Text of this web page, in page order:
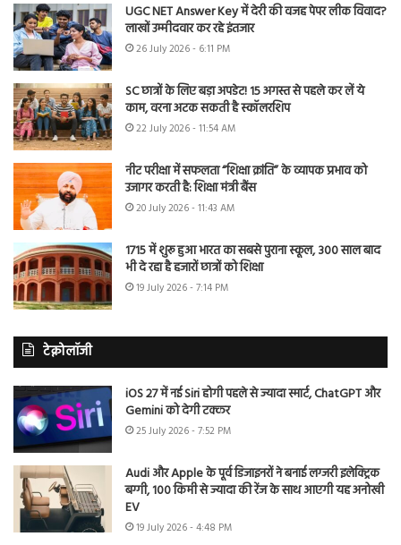
UGC NET Answer Key में देरी की वजह पेपर लीक विवाद?
लाखों उम्मीदवार कर रहे इंतजार
26 July 2026 - 6:11 PM
SC छात्रों के लिए बड़ा अपडेट! 15 अगस्त से पहले कर लें ये
काम, वरना अटक सकती है स्कॉलरशिप
22 July 2026 - 11:54 AM
नीट परीक्षा में सफलता “शिक्षा क्रांति” के व्यापक प्रभाव को
उजागर करती है: शिक्षा मंत्री बैंस
20 July 2026 - 11:43 AM
1715 में शुरू हुआ भारत का सबसे पुराना स्कूल, 300 साल बाद
भी दे रहा है हजारों छात्रों को शिक्षा
19 July 2026 - 7:14 PM
टेक्नोलॉजी
iOS 27 में नई Siri होगी पहले से ज्यादा स्मार्ट, ChatGPT और
Gemini को देगी टक्कर
25 July 2026 - 7:52 PM
Audi और Apple के पूर्व डिजाइनरों ने बनाई लग्जरी इलेक्ट्रिक
बग्गी, 100 किमी से ज्यादा की रेंज के साथ आएगी यह अनोखी
EV
19 July 2026 - 4:48 PM